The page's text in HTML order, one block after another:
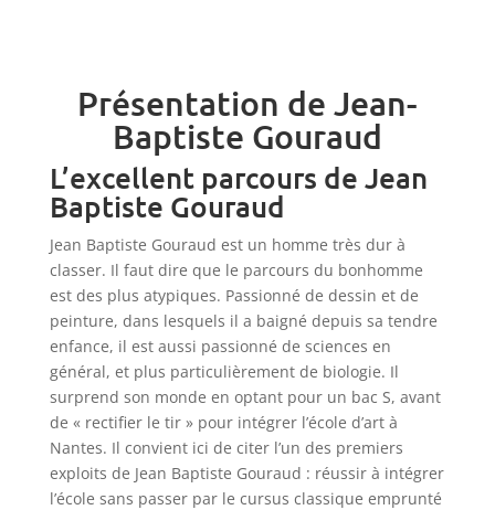
Présentation de Jean-
Baptiste Gouraud
L’excellent parcours de Jean
Baptiste Gouraud
Jean Baptiste Gouraud est un homme très dur à
classer. Il faut dire que le parcours du bonhomme
est des plus atypiques. Passionné de dessin et de
peinture, dans lesquels il a baigné depuis sa tendre
enfance, il est aussi passionné de sciences en
général, et plus particulièrement de biologie. Il
surprend son monde en optant pour un bac S, avant
de « rectifier le tir » pour intégrer l’école d’art à
Nantes. Il convient ici de citer l’un des premiers
exploits de Jean Baptiste Gouraud : réussir à intégrer
l’école sans passer par le cursus classique emprunté